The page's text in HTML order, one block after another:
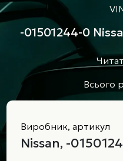
-01501244-0
Всього
Виробник, артикул
Nissan, -